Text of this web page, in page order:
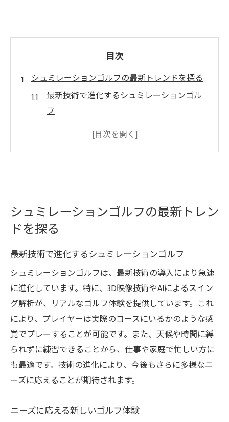
目次
シュミレーションゴルフの最新トレンドを探る
最新技術で進化するシュミレーションゴル
フ
ニーズに応える新しいゴルフ体験
変わりゆくゴルフ体験の最前線
屋内で楽しむシュミレーションゴルフの魅力
天候に左右されないゴルフの利点
屋内プレーの新たな楽しみ方
シュミレーションゴルフで得られる自由
快適な環境で楽しむゴルフ体験
室内でのゴルフがもたらす利便性
天候に関係なく楽しめるゴルフの魅力
精密解析でスイングを改善する方法
シュミレーションゴルフでのスイング解析
スイングを改善する最新技術の活用法
シュミレーションゴルフが可能にする精密
シュミレーションゴルフの最新トレン
ドを探る
最新技術で進化するシュミレーションゴルフ
シュミレーションゴルフは、最新技術の導入により急速
に進化しています。特に、3D映像技術やAIによるスイン
グ解析が、リアルなゴルフ体験を提供しています。これ
により、プレイヤーは実際のコースにいるかのような感
覚でプレーすることが可能です。また、天候や時間に縛
られずに練習できることから、仕事や家庭で忙しい方に
も最適です。技術の進化により、今後もさらに多様なニ
ーズに応えることが期待されます。
ニーズに応える新しいゴルフ体験